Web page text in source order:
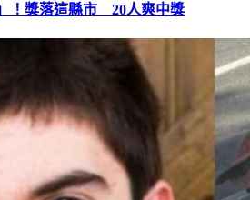
！獎落這縣市 20人爽中獎